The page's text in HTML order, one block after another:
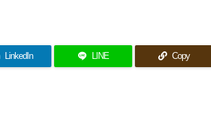
LinkedIn LINE Copy